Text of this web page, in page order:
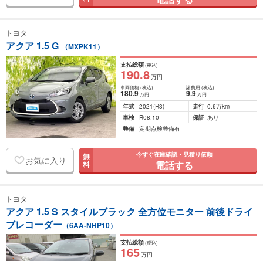
トヨタ
アクア 1.5 G （MXPK11）
支払総額(税込)
190.8万円
車両価格(税込)
180.9万円
諸費用 (税込)
9.9 万円
年式 2021(R3) 走行 0.6万km
車検
R08.10 保証 あり
整備 定期点検整備有
お気に入り 無
料
今すぐ在庫確認・見積り依頼
電話する
トヨタ
アクア 1.5 S スタイルブラック 全方位モニター 前後ドライ
ブレコーダー （6AA-NHP10）
支払総額(税込)
165万円